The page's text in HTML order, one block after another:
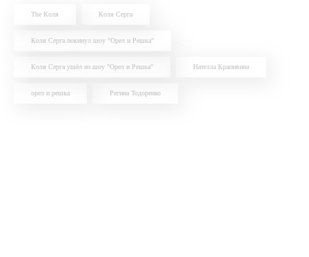
The Коля Коля Серга
Коля Серга покинул шоу "Орел и Решка"
Коля Серга ушёл из шоу "Орел и Решка" Нателла Крапивина
орел и решка Регина Тодоренко